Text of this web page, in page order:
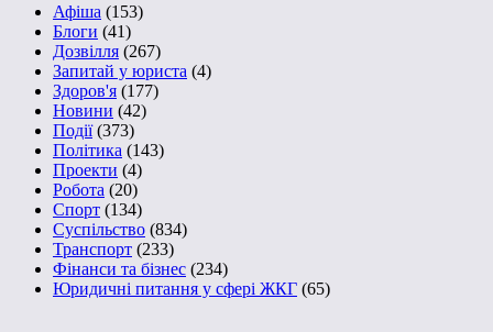
Афіша (153)
Блоги (41)
Дозвілля (267)
Запитай у юриста (4)
Здоров'я (177)
Новини (42)
Події(373)
Політика (143)
Проекти (4)
Робота (20)
Спорт (134)
Суспільство (834)
Транспорт (233)
Фінанси та бізнес (234)
Юридичні питання у сфері ЖКГ (65)